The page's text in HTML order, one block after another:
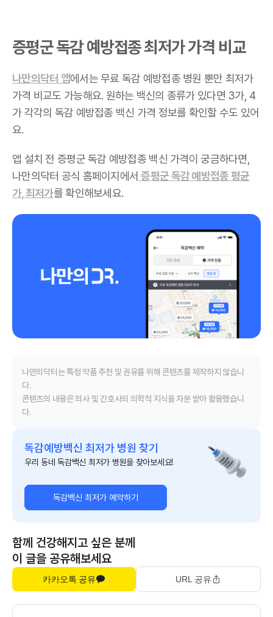
증평군 독감 예방접종 최저가 가격 비교
나만의닥터 앱에서는 무료 독감 예방접종 병원 뿐만 최저가
가격 비교도 가능해요. 원하는 백신의 종류가 있다면 3가, 4
가 각각의 독감 예방접종 백신 가격 정보를 확인할 수도 있어
요.
앱 설치 전 증평군 독감 예방접종 백신 가격이 궁금하다면,
나만의닥터 공식 홈페이지에서 증평군 독감 예방접종 평균
가, 최저가를 확인해보세요.
나만의닥터는 특정 약품 추천 및 권유를 위해 콘텐츠를 제작하지 않습니
다.
콘텐츠의 내용은 의사 및 간호사의 의학적 지식을 자문 받아 활용했습니
다.
독감예방백신 최저가 병원 찾기
우리 동네 독감백신 최저가 병원을 찾아보세요!
독감백신 최저가 예약하기
함께 건강해지고 싶은 분께
이 글을 공유해보세요
카카오톡 공유 URL 공유